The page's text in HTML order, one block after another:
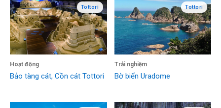
Tottori
Hoạt động
Bảo tàng cát, Cồn cát Tottori
Tottori
Trải nghiệm
Bờ biển Uradome